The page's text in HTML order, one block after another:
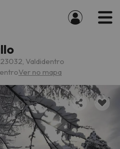
Valdidentro
Ver no mapa